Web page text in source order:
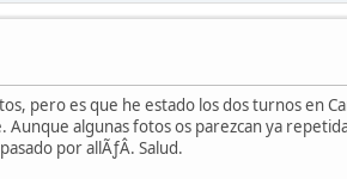
pero es que he estado los dos turnos en
Aunque algunas fotos os parezcan ya
por allÃƒÂ­. Salud.